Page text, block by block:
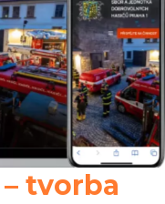
– tvorba